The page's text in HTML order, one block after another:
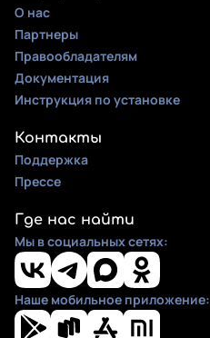
О нас
Партнеры
Правообладателям
Документация
Инструкция по установке
Контакты
Поддержка
Прессе
Где нас найти
Мы в социальных сетях:
Наше мобильное приложение: